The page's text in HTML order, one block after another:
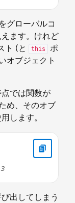
グローバルコ
ます。けれど
ト (と this
ポ
オブジェクト
では関数が
め、そのオブ
します。
出してしまう